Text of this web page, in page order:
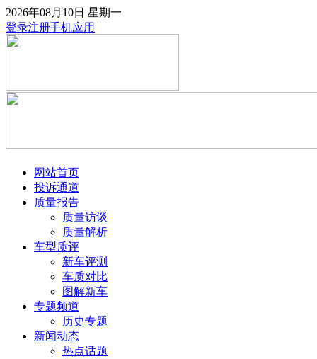
2026年08月10日 星期一
登录注册手机应用
网站首页
投诉通道
质量报告
质量访谈
质量解析
车型质评
新车评测
车质对比
图解新车
专题频道
历史专题
新闻动态
热点话题